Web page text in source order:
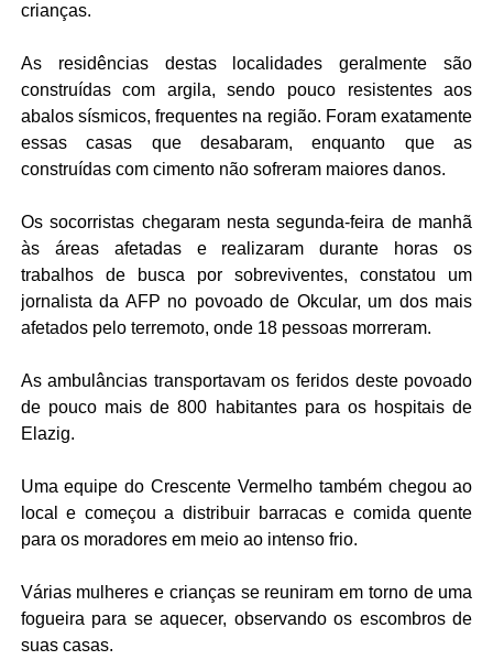
crianças.
As residências destas localidades geralmente são
construídas com argila, sendo pouco resistentes aos
abalos sísmicos, frequentes na região. Foram exatamente
essas casas que desabaram, enquanto que as
construídas com cimento não sofreram maiores danos.
Os socorristas chegaram nesta segunda-feira de manhã
às áreas afetadas e realizaram durante horas os
trabalhos de busca por sobreviventes, constatou um
jornalista da AFP no povoado de Okcular, um dos mais
afetados pelo terremoto, onde 18 pessoas morreram.
As ambulâncias transportavam os feridos deste povoado
de pouco mais de 800 habitantes para os hospitais de
Elazig.
Uma equipe do Crescente Vermelho também chegou ao
local e começou a distribuir barracas e comida quente
para os moradores em meio ao intenso frio.
Várias mulheres e crianças se reuniram em torno de uma
fogueira para se aquecer, observando os escombros de
suas casas.